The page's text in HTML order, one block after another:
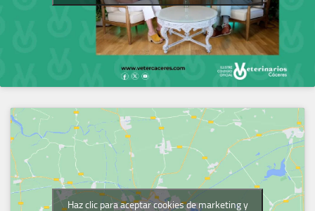
Haz clic para aceptar cookies de marketing y